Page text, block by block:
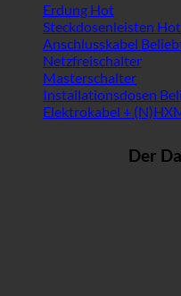
Erdung
Steckdosenleisten
Anschlusskabel
Netzfreischalter
Masterschalter
Installationsdosen
Elektrokabel +
Der